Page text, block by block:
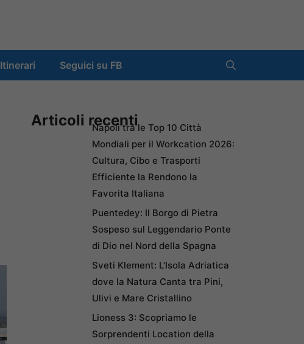
Itinerari Seguici su FB
Articoli recentiNapoli tra le Top 10 Città
Mondiali per il Workcation 2026:
Cultura, Cibo e Trasporti
Efficiente la Rendono la
Favorita Italiana
Puentedey: Il Borgo di Pietra
Sospeso sul Leggendario Ponte
di Dio nel Nord della Spagna
Sveti Klement: L’Isola Adriatica
dove la Natura Canta tra Pini,
Ulivi e Mare Cristallino
Lioness 3: Scopriamo le
Sorprendenti Location della